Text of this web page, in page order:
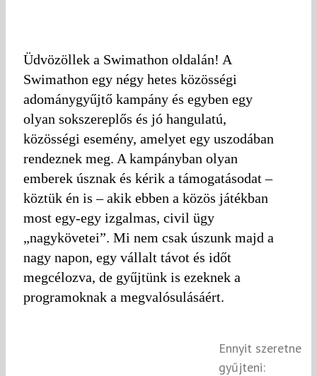
Üdvözöllek a Swimathon oldalán! A
Swimathon egy négy hetes közösségi
adománygyűjtő kampány és egyben egy
olyan sokszereplős és jó hangulatú,
közösségi esemény, amelyet egy uszodában
rendeznek meg. A kampányban olyan
emberek úsznak és kérik a támogatásodat –
köztük én is – akik ebben a közös játékban
most egy-egy izgalmas, civil ügy
„nagykövetei”. Mi nem csak úszunk majd a
nagy napon, egy vállalt távot és időt
megcélozva, de gyűjtünk is ezeknek a
programoknak a megvalósulásáért.
Ennyit szeretne
gyűjteni: